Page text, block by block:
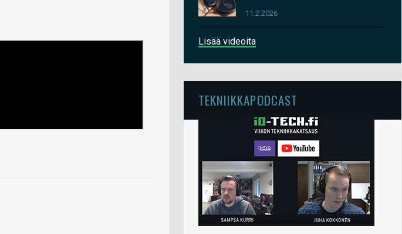
11.2.2026
Lisää videoita
TEKNIIKKAPODCAST